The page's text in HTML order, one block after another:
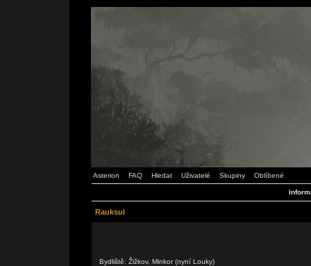
Asterion FAQ Hledat Uživatelé Skupiny Oblíbené
Rauksul
Bydliště: Žižkov, Minkor (nyní Louky)